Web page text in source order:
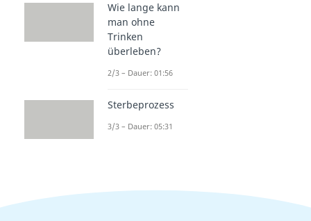
Wie lange kann
man ohne
Trinken
überleben?
2/3 – Dauer: 01:56
Sterbeprozess
3/3 – Dauer: 05:31